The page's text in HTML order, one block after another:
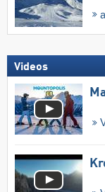
Videos